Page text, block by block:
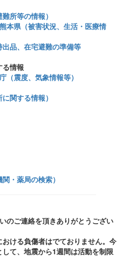
所等の情報）
本県（被害状況、生活・医療情
品、在宅避難の準備等
る情報
（震度、気象情報等）
関する情報）
・薬局の検索）
のご連絡を頂きありがとうござい
ける負傷者はでておりません。今
て、地震から1週間は活動を制限